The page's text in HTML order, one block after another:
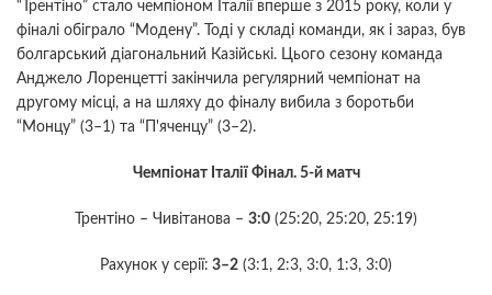
“Трентіно” стало чемпіоном Італії вперше з 2015 року, коли у
фіналі обіграло “Модену”. Тоді у складі команди, як і зараз, був
болгарський діагональний Казійські. Цього сезону команда
Анджело Лоренцетті закінчила регулярний чемпіонат на
другому місці, а на шляху до фіналу вибила з боротьби
“Монцу” (3–1) та “П'яченцу” (3–2).
Чемпіонат Італії Фінал. 5-й матч
Трентіно – Чивітанова – 3:0 (25:20, 25:20, 25:19)
Рахунок у серії: 3–2 (3:1, 2:3, 3:0, 1:3, 3:0)